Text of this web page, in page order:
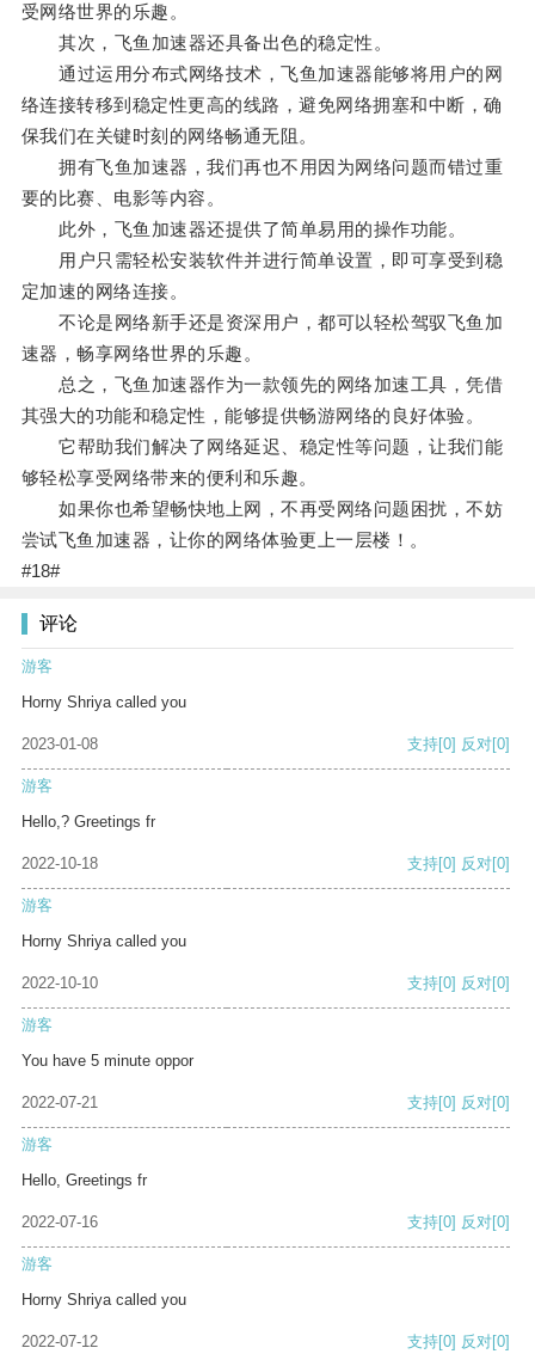
受网络世界的乐趣。
其次，飞鱼加速器还具备出色的稳定性。
通过运用分布式网络技术，飞鱼加速器能够将用户的网
络连接转移到稳定性更高的线路，避免网络拥塞和中断，确
保我们在关键时刻的网络畅通无阻。
拥有飞鱼加速器，我们再也不用因为网络问题而错过重
要的比赛、电影等内容。
此外，飞鱼加速器还提供了简单易用的操作功能。
用户只需轻松安装软件并进行简单设置，即可享受到稳
定加速的网络连接。
不论是网络新手还是资深用户，都可以轻松驾驭飞鱼加
速器，畅享网络世界的乐趣。
总之，飞鱼加速器作为一款领先的网络加速工具，凭借
其强大的功能和稳定性，能够提供畅游网络的良好体验。
它帮助我们解决了网络延迟、稳定性等问题，让我们能
够轻松享受网络带来的便利和乐趣。
如果你也希望畅快地上网，不再受网络问题困扰，不妨
尝试飞鱼加速器，让你的网络体验更上一层楼！。
#18#
评论
游客
Horny Shriya called you
2023-01-08 支持[0] 反对[0]
游客
Hello,? Greetings fr
2022-10-18 支持[0] 反对[0]
游客
Horny Shriya called you
2022-10-10 支持[0] 反对[0]
游客
You have 5 minute oppor
2022-07-21 支持[0] 反对[0]
游客
Hello, Greetings fr
2022-07-16 支持[0] 反对[0]
游客
Horny Shriya called you
2022-07-12 支持[0] 反对[0]